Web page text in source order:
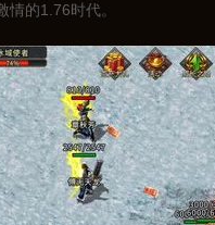
的1.76时代。